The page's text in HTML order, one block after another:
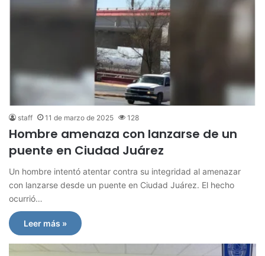
staff 11 de marzo de 2025 128
Hombre amenaza con lanzarse de un
puente en Ciudad Juárez
Un hombre intentó atentar contra su integridad al amenazar
con lanzarse desde un puente en Ciudad Juárez. El hecho
ocurrió…
Leer más »